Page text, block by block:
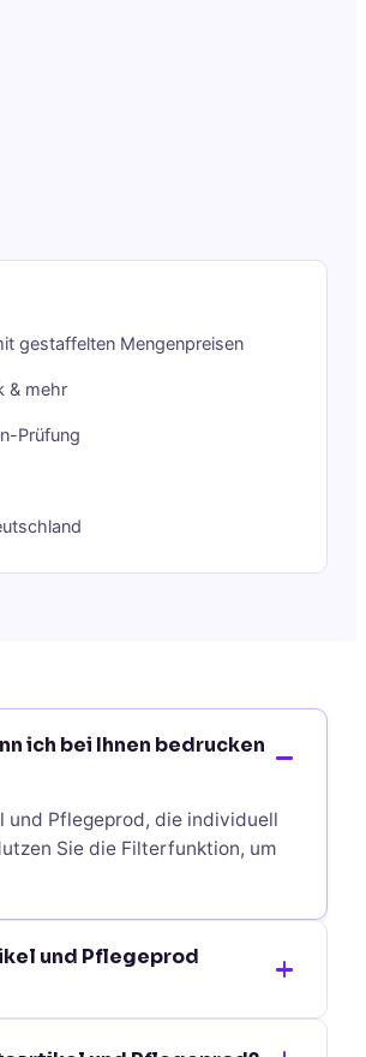
gestaffelten Mengenpreisen
& mehr
Prüfung
ich bei Ihnen bedrucken
und Pflegeprod, die individuell
Sie die Filterfunktion, um
und Pflegeprod